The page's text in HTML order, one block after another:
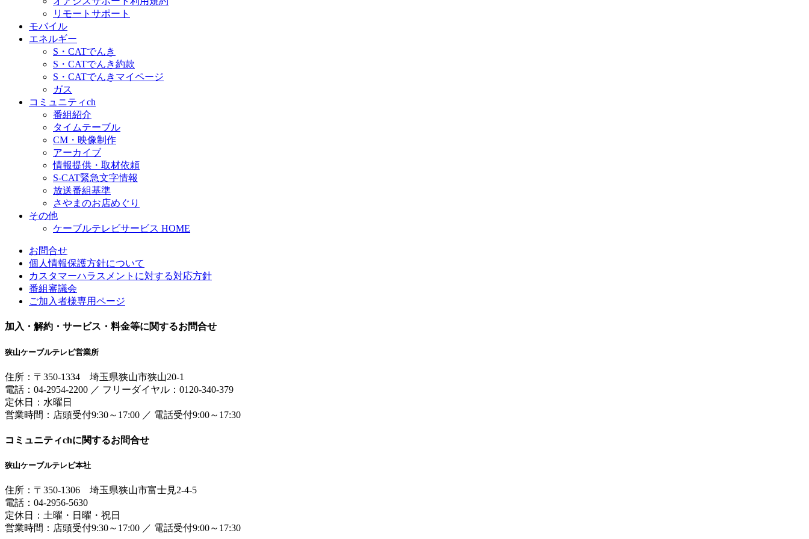
リモートサポート
モバイル
エネルギー
S・CATでんき
S・CATでんき約款
S・CATでんきマイページ
ガス
コミュニティch
番組紹介
タイムテーブル
CM・映像制作
アーカイブ
情報提供・取材依頼
S-CAT緊急文字情報
放送番組基準
さやまのお店めぐり
その他
ケーブルテレビサービス HOME
お問合せ
個人情報保護方針について
カスタマーハラスメントに対する対応方針
番組審議会
ご加入者様専用ページ
加入・解約・サービス・料金等に関するお問合せ
狭山ケーブルテレビ営業所
住所： 〒350-1334 埼玉県狭山市狭山20-1
電話： 04-2954-2200 ／ フリーダイヤル：0120-340-379
定休日：水曜日
営業時間： 店頭受付9:30～17:00 ／ 電話受付9:00～17:30
コミュニティchに関するお問合せ
狭山ケーブルテレビ本社
住所： 〒350-1306 埼玉県狭山市富士見2-4-5
電話： 04-2956-5630
定休日：土曜・日曜・祝日
営業時間： 店頭受付9:30～17:00 ／ 電話受付9:00～17:30